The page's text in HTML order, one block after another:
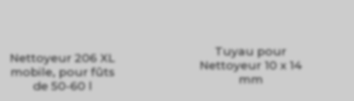
Nettoyeur 206 XL
mobile, pour fûts
de 50-60 l
Tuyau pour
Nettoyeur 10 x 14
mm